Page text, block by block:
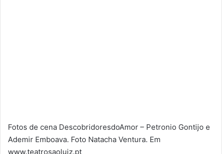
Fotos de cena DescobridoresdoAmor – Petronio Gontijo e
Ademir Emboava. Foto Natacha Ventura. Em
www.teatrosaoluiz.pt